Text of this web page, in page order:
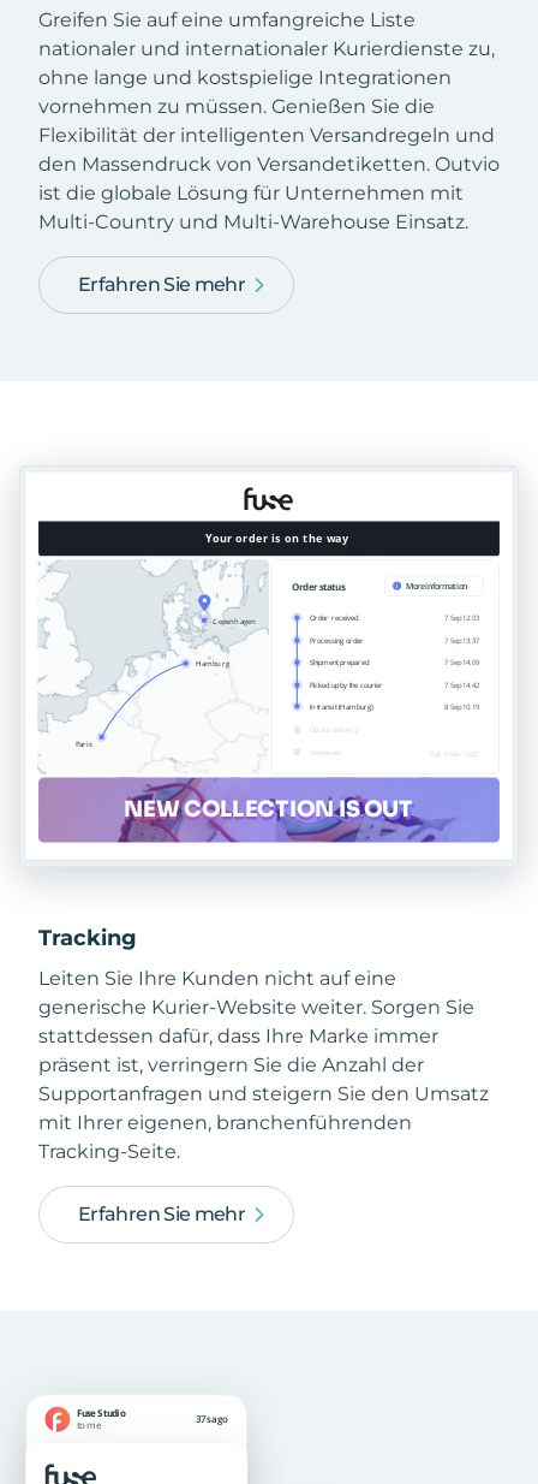
Greifen Sie auf eine umfangreiche Liste
nationaler und internationaler Kurierdienste zu,
ohne lange und kostspielige Integrationen
vornehmen zu müssen. Genießen Sie die
Flexibilität der intelligenten Versandregeln und
den Massendruck von Versandetiketten. Outvio
ist die globale Lösung für Unternehmen mit
Multi-Country und Multi-Warehouse Einsatz.
Erfahren Sie mehr
Tracking
Leiten Sie Ihre Kunden nicht auf eine
generische Kurier-Website weiter. Sorgen Sie
stattdessen dafür, dass Ihre Marke immer
präsent ist, verringern Sie die Anzahl der
Supportanfragen und steigern Sie den Umsatz
mit Ihrer eigenen, branchenführenden
Tracking-Seite.
Erfahren Sie mehr